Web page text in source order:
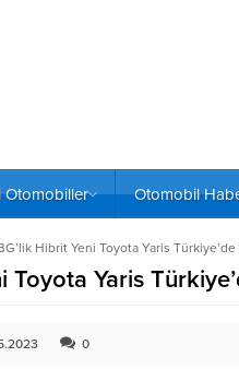
Otomobil
Hibrit Yeni Toyota Yaris Türkiye’de
Yaris
0